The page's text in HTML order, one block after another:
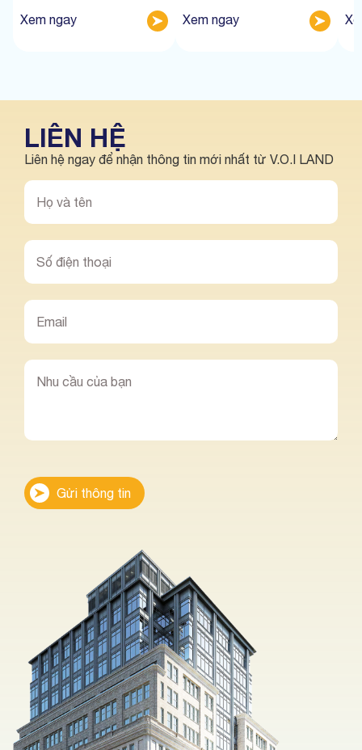
Xem ngay Xem ngay
LIÊN HỆ
Liên hệ ngay để nhận thông tin mới nhất từ V.O.I LAND
Gửi thông tin